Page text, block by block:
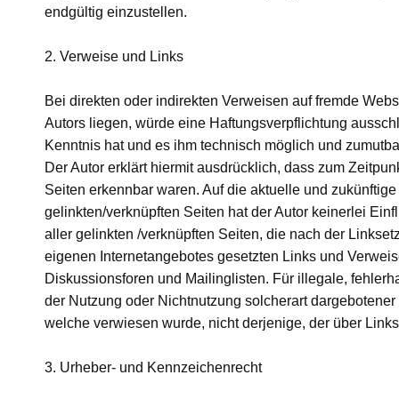
endgültig einzustellen.
2. Verweise und Links
Bei direkten oder indirekten Verweisen auf fremde
Autors liegen, würde eine Haftungsverpflichtung
Kenntnis hat und es ihm technisch möglich und
Der Autor erklärt hiermit ausdrücklich, dass zum
Seiten erkennbar waren. Auf die aktuelle und
gelinkten/verknüpften Seiten hat der Autor keinerlei
aller gelinkten /verknüpften Seiten, die nach der
eigenen Internetangebotes gesetzten Links und
Diskussionsforen und Mailinglisten. Für illegale,
der Nutzung oder Nichtnutzung solcherart
welche verwiesen wurde, nicht derjenige, der über
3. Urheber- und Kennzeichenrecht